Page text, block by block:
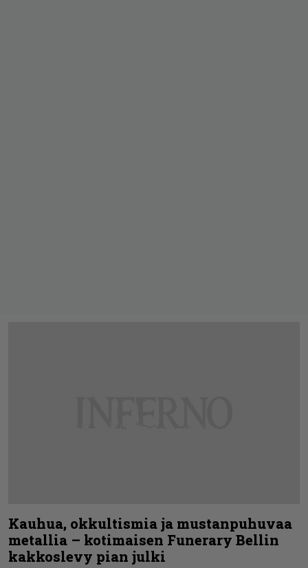
Kauhua, okkultismia ja mustanpuhuvaa
metallia – kotimaisen Funerary Bellin
kakkoslevy pian julki